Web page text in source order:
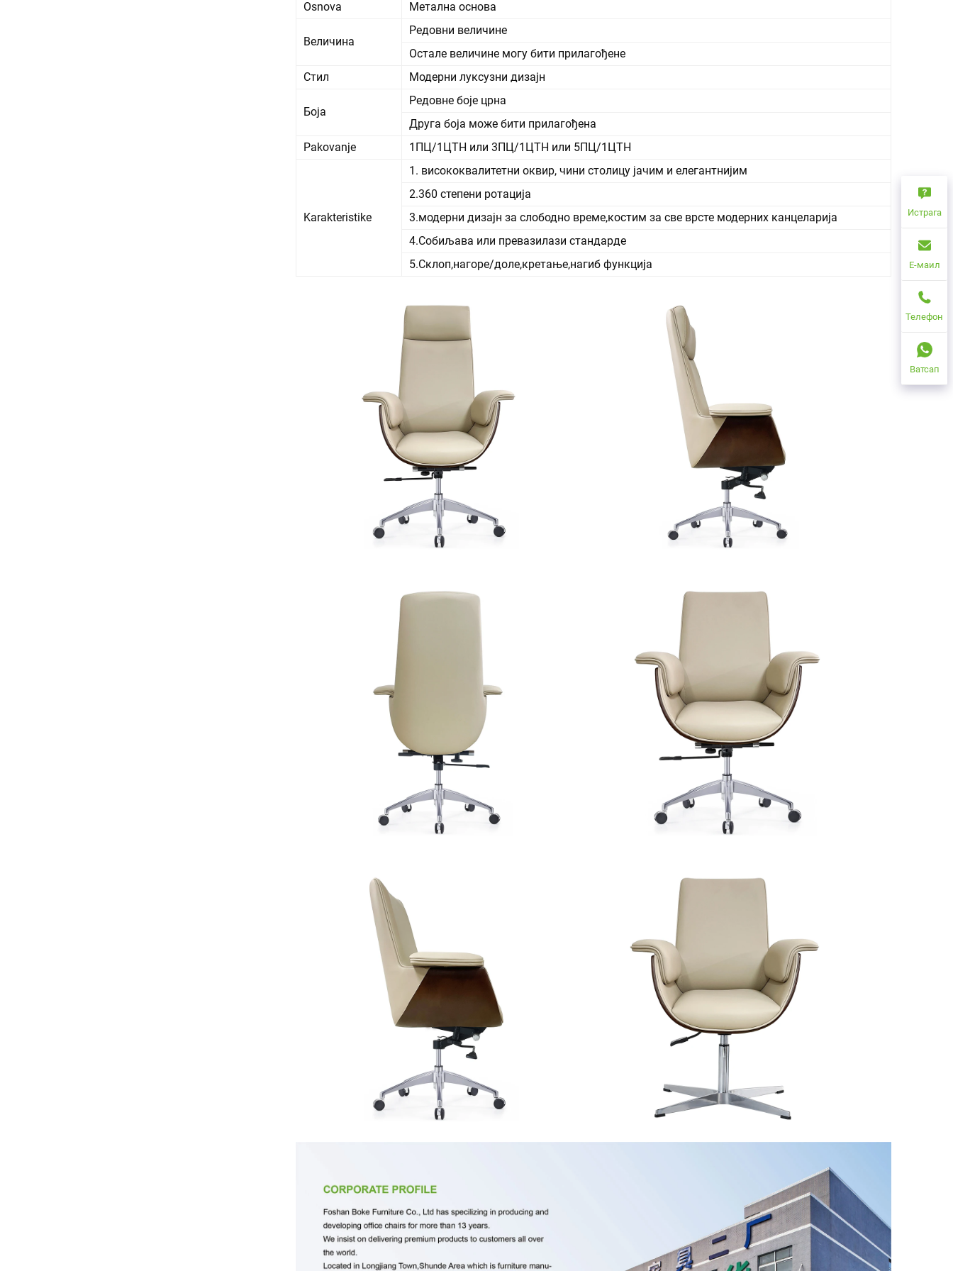
Osnova
Метална основа
Величина
Редовни величине
Остале величине могу бити прилагођене
Стил
Модерни луксузни дизајн
Боја
Редовне боје црна
Друга боја може бити прилагођена
Pakovanje
1ПЦ/1ЦТН или 3ПЦ/1ЦТН или 5ПЦ/1ЦТН
Karakteristike
1. висококвалитетни оквир, чини столицу јачим и елегантнијим
2.360 степени ротација
3.модерни дизајн за слободно време,костим за све врсте модерних канцеларија
4.Собиљава или превазилази стандарде
5.Склоп,нагоре/доле,кретање,нагиб функција
Истрага
Е-маил
Телефон
Ватсап